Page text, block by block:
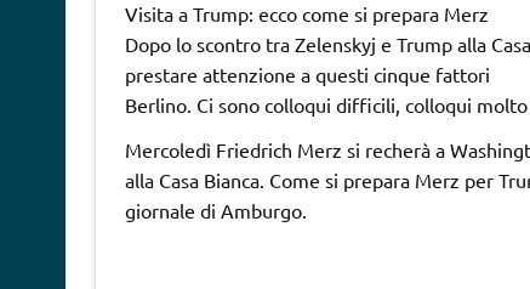
Visita a Trump: ecco come si prepara Merz
Dopo lo scontro tra Zelenskyj e Trump alla
prestare attenzione a questi cinque fattori
Berlino. Ci sono colloqui difficili, colloqui
Mercoledì Friedrich Merz si recherà a
alla Casa Bianca. Come si prepara Merz per
giornale di Amburgo.